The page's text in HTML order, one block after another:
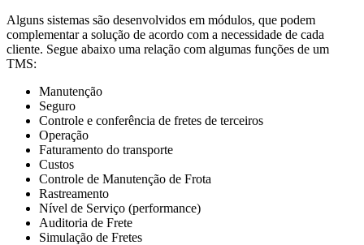
Alguns sistemas são desenvolvidos em módulos, que podem
complementar a solução de acordo com a necessidade de cada
cliente. Segue abaixo uma relação com algumas funções de um
TMS:
Manutenção
Seguro
Controle e conferência de fretes de terceiros
Operação
Faturamento do transporte
Custos
Controle de Manutenção de Frota
Rastreamento
Nível de Serviço (performance)
Auditoria de Frete
Simulação de Fretes